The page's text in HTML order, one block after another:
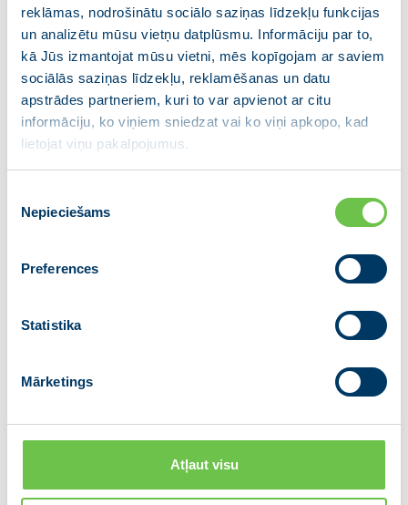
reklāmas, nodrošinātu sociālo saziņas līdzekļu funkcijas
un analizētu mūsu vietņu datplūsmu. Informāciju par to,
kā Jūs izmantojat mūsu vietni, mēs kopīgojam ar saviem
sociālās saziņas līdzekļu, reklamēšanas un datu
apstrādes partneriem, kuri to var apvienot ar citu
informāciju, ko viņiem sniedzat vai ko viņi apkopo, kad
lietojat viņu pakalpojumus.
izvēle
Nepieciešams
Preferences
Statistika
Mārketings
Atļaut visu
globālo drošības risku mazināšanā.
Samita laikā Ministru prezidents kopā ar Lietuvas un
Igaunijas valstu līderiem tiksies ar Japānas
premjerministru, plānotas vairākas divpusējās
tikšanās, kā arī uzstāšanās NATO Publiskajā forumā
(NATO Public Forum).
aizsardzības ministre Ināra Mūrniece, Nacionālo
bruņoto spēku komandieris ģenerālleitnants Leonīds
Kalniņš un Ārlietu ministrijas valsts sekretārs Andris
Pelšs.
Papildu informācija:
Ministru prezidenta preses sekretārs